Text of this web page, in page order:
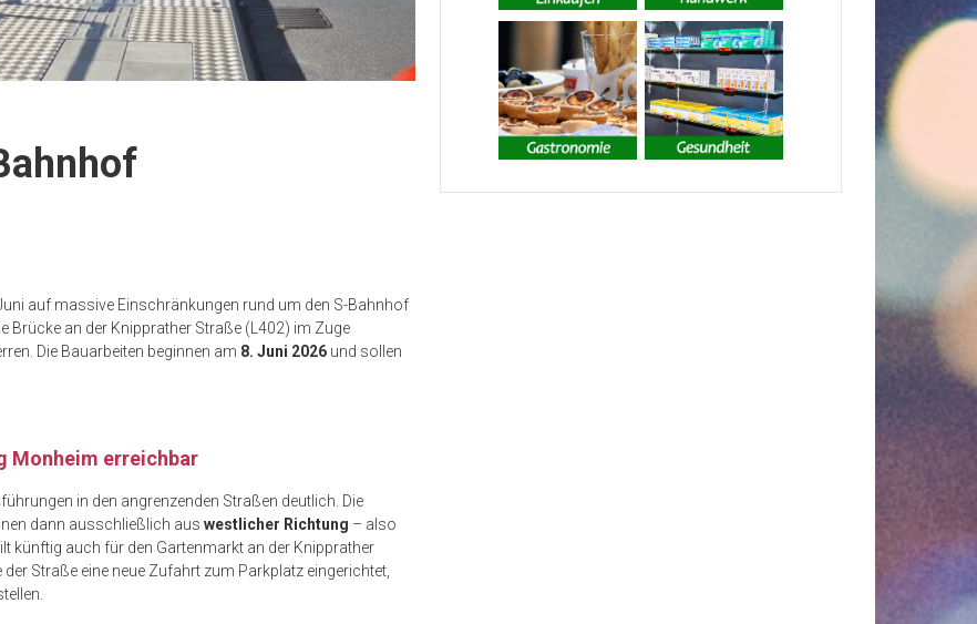
auf massive Einschränkungen rund um den S-Bahnhof
Brücke an der Knipprather Straße (L402) im Zuge
Die Bauarbeiten beginnen am 8. Juni 2026 und sollen
Monheim erreichbar
in den angrenzenden Straßen deutlich. Die
dann ausschließlich aus westlicher Richtung – also
künftig auch für den Gartenmarkt an der Knipprather
Straße eine neue Zufahrt zum Parkplatz eingerichtet,